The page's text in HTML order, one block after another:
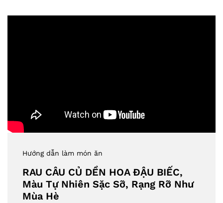
Hướng dẫn làm món ăn
RAU CÂU CỦ DỀN HOA ĐẬU BIẾC,
Màu Tự Nhiên Sặc Sỡ, Rạng Rỡ Như
Mùa Hè